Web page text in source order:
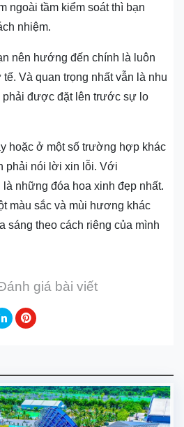
ngoài tầm kiểm soát thì bạn
nhiệm.
nên hướng đến chính là luôn
Và quan trọng nhất vẫn là nhu
phải được đặt lên trước sự lo
hoặc ở một số trường hợp khác
phải nói lời xin lỗi. Với
là những đóa hoa xinh đẹp nhất.
màu sắc và mùi hương khác
sáng theo cách riêng của mình
giá bài viết